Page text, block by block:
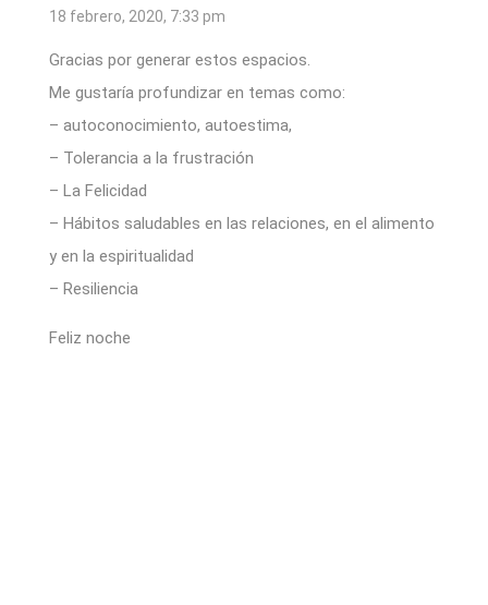
18 febrero, 2020, 7:33 pm
Gracias por generar estos espacios.
Me gustaría profundizar en temas como:
– autoconocimiento, autoestima,
– Tolerancia a la frustración
– La Felicidad
– Hábitos saludables en las relaciones, en el alimento
y en la espiritualidad
– Resiliencia
Feliz noche